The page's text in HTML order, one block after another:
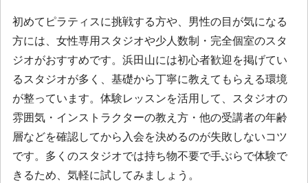
初めてピラティスに挑戦する方や、男性の目が気になる
方には、女性専用スタジオや少人数制・完全個室のスタ
ジオがおすすめです。浜田山には初心者歓迎を掲げてい
るスタジオが多く、基礎から丁寧に教えてもらえる環境
が整っています。体験レッスンを活用して、スタジオの
雰囲気・インストラクターの教え方・他の受講者の年齢
層などを確認してから入会を決めるのが失敗しないコツ
です。多くのスタジオでは持ち物不要で手ぶらで体験で
きるため、気軽に試してみましょう。